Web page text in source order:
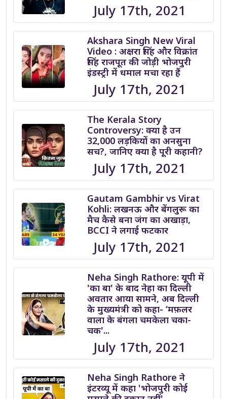
July 17th, 2021
Akshara Singh New Viral
Video : अक्षरा सिंह और विक्रांत
सिंह राजपूत की जोड़ी भोजपुरी
इंडस्ट्री में धमाल मचा रहा हैं
July 17th, 2021
The Kerala Story
Controversy: क्या है उन
32,000 लड़कियों का अनसुना
सच?, जानिए क्या है पूरी कहानी?
July 17th, 2021
Gautam Gambhir vs Virat
Kohli: लखनऊ और बेंगलुरू का
मैच कैसे बना जंग का अखाड़ा,
BCCI ने लगाई फटकार
July 17th, 2021
Neha Singh Rathore: यूपी में
'का बा' के बाद नेहा का दिल्ली
अवतार आया सामने, अब दिल्ली
के मुख्यमंत्री को कहा- ‘मफ़लर
वाला के बंगला चमकेला चका-
चक'...
July 17th, 2021
Neha Singh Rathore ने
इंटरव्यू में कहा 'भोजपुरी कोई